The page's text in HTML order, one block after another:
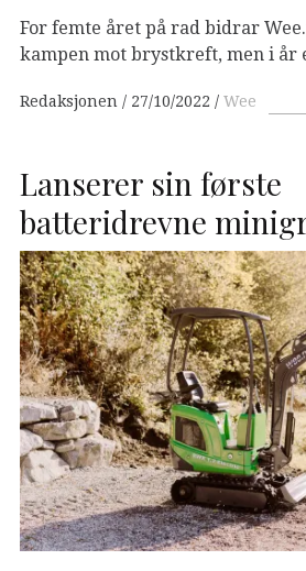
For femte året på rad bidrar
kampen mot brystkreft, men i
Redaksjonen 27/10/2022 Wee
Lanserer sin første
batteridrevne